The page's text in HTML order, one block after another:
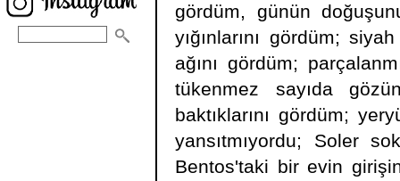
gördüm, günün
yığınlarını gördüm;
ağını gördüm;
tükenmez sayıda
baktıklarını gördüm;
yansıtmıyordu; Soler
Bentos'taki bir evin